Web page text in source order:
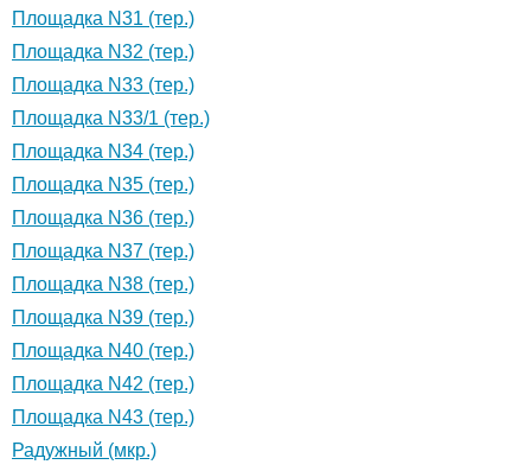
Площадка N31 (тер.)
Площадка N32 (тер.)
Площадка N33 (тер.)
Площадка N33/1 (тер.)
Площадка N34 (тер.)
Площадка N35 (тер.)
Площадка N36 (тер.)
Площадка N37 (тер.)
Площадка N38 (тер.)
Площадка N39 (тер.)
Площадка N40 (тер.)
Площадка N42 (тер.)
Площадка N43 (тер.)
Радужный (мкр.)